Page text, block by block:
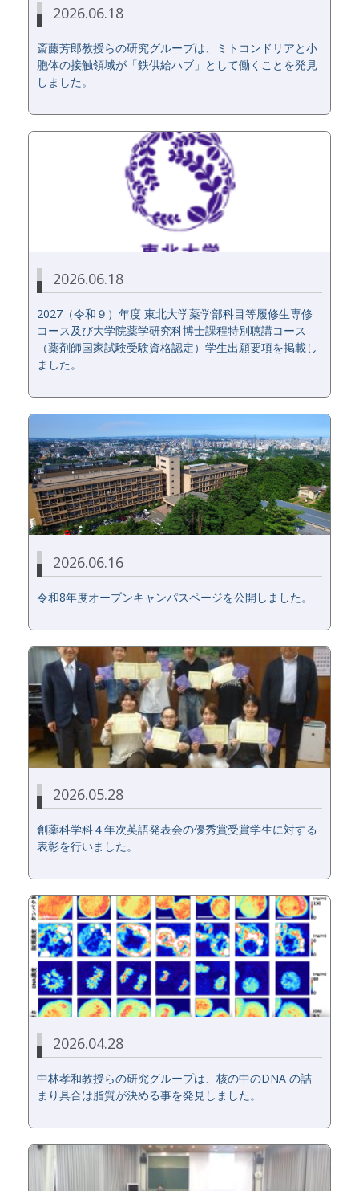
2026.06.18
斎藤芳郎教授らの研究グループは、ミトコンドリアと小
胞体の接触領域が「鉄供給ハブ」として働くことを発見
しました。
2026.06.18
2027（令和９）年度 東北大学薬学部科目等履修生専修
コース及び大学院薬学研究科博士課程特別聴講コース
（薬剤師国家試験受験資格認定）学生出願要項を掲載し
ました。
2026.06.16
令和8年度オープンキャンパスページを公開しました。
2026.05.28
創薬科学科４年次英語発表会の優秀賞受賞学生に対する
表彰を行いました。
2026.04.28
中林孝和教授らの研究グループは、核の中のDNA の詰
まり具合は脂質が決める事を発見しました。